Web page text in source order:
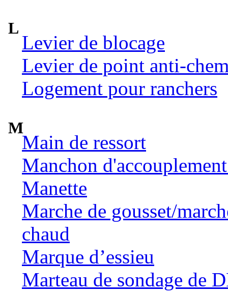
L
Levier de blocage
Levier de point anti-
Logement pour ranchers
M
Main de ressort
Manchon
Manette
Marche de gousset/
chaud
Marque d’essieu
Marteau de sondage de